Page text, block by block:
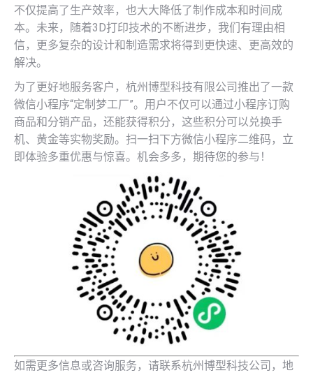
不仅提高了生产效率，也大大降低了制作成本和时间成
本。未来，随着3D打印技术的不断进步，我们有理由相
信，更多复杂的设计和制造需求将得到更快速、更高效的
解决。
为了更好地服务客户，杭州博型科技有限公司推出了一款
微信小程序“定制梦工厂”。用户不仅可以通过小程序订购
商品和分销产品，还能获得积分，这些积分可以兑换手
机、黄金等实物奖励。扫一扫下方微信小程序二维码，立
即体验多重优惠与惊喜。机会多多，期待您的参与！
如需更多信息或咨询服务，请联系杭州博型科技公司，地